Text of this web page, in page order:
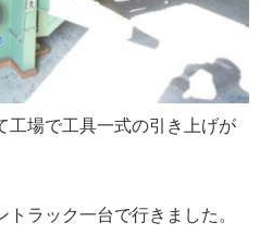
工場で工具一式の引き上げが
ラック一台で行きました。